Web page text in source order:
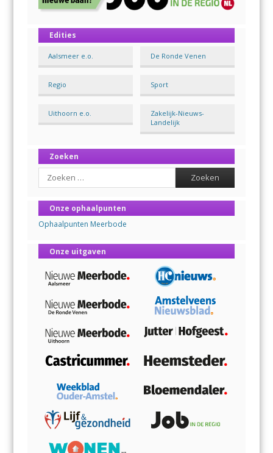
Edities
Aalsmeer e.o. De Ronde Venen
Regio Sport
Uithoorn e.o.
Zakelijk-Nieuws-
Landelijk
Zoeken
Search
Onze ophaalpunten
Ophaalpunten Meerbode
Onze uitgaven